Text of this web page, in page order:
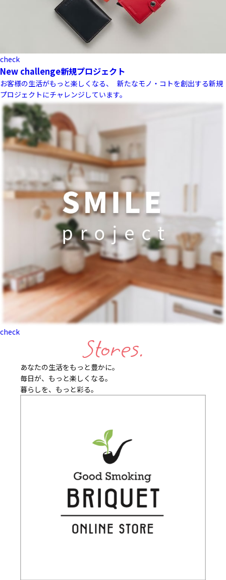
check
New challenge新規プロジェクト
お客様の生活がもっと楽しくなる、 新たなモノ・コトを創出する新規
プロジェクトにチャレンジしています。
check
Stores.
あなたの生活をもっと豊かに。
毎日が、もっと楽しくなる。
暮らしを、もっと彩る。